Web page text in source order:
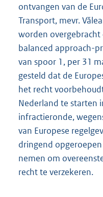
ontvangen van de
Transport, mevr.
worden
balanced approach-
van spoor 1, per 31
gesteld dat de
het recht
Nederland te starten
infractieronde,
van Europese
dringend
nemen om
recht te verzekeren.